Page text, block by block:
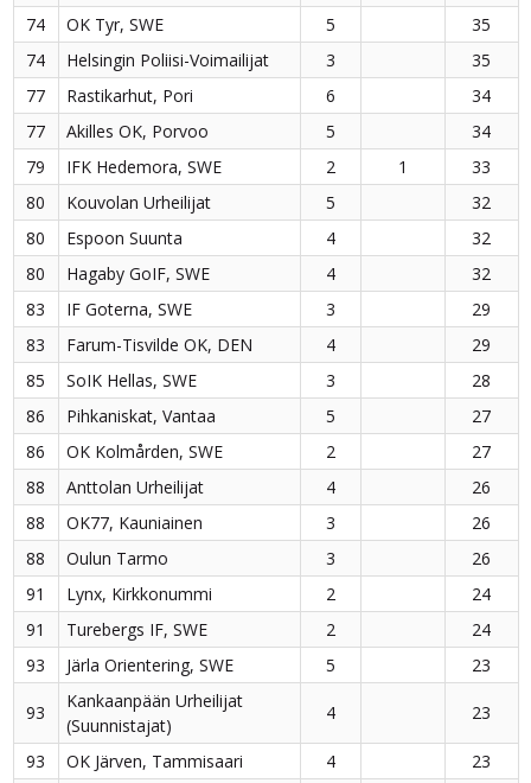
74 OK Tyr, SWE 5
35
74
Helsingin Poliisi-Voimailijat 3
35
77
Rastikarhut, Pori 6
34
77
Akilles OK, Porvoo 5
34
79
IFK Hedemora, SWE 2 1
33
80
Kouvolan Urheilijat 5
32
80
Espoon Suunta 4
32
80
Hagaby GoIF, SWE 4
32
83
IF Goterna, SWE 3
29
83
Farum-Tisvilde OK, DEN 4
29
85
SoIK Hellas, SWE 3
28
86
Pihkaniskat, Vantaa 5
27
86
OK Kolmården, SWE 2
27
88
Anttolan Urheilijat 4
26
88
OK77, Kauniainen 3
26
88
Oulun Tarmo 3
26
91
Lynx, Kirkkonummi 2
24
91
Turebergs IF, SWE 2
24
93
Järla Orientering, SWE 5 23
93
Kankaanpään Urheilijat
(Suunnistajat)
4 23
93 OK Järven, Tammisaari 4
23